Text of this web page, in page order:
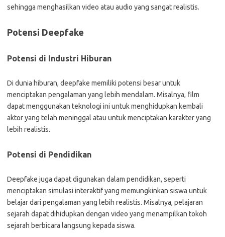
sehingga menghasilkan video atau audio yang sangat realistis.
Potensi Deepfake
Potensi di Industri Hiburan
Di dunia hiburan, deepfake memiliki potensi besar untuk
menciptakan pengalaman yang lebih mendalam. Misalnya, film
dapat menggunakan teknologi ini untuk menghidupkan kembali
aktor yang telah meninggal atau untuk menciptakan karakter yang
lebih realistis.
Potensi di Pendidikan
Deepfake juga dapat digunakan dalam pendidikan, seperti
menciptakan simulasi interaktif yang memungkinkan siswa untuk
belajar dari pengalaman yang lebih realistis. Misalnya, pelajaran
sejarah dapat dihidupkan dengan video yang menampilkan tokoh
sejarah berbicara langsung kepada siswa.